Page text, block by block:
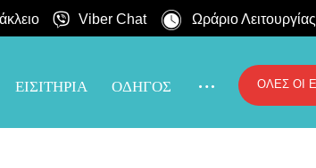
Viber Chat Ωράριο Λειτουργίας
ΕΙΣΙΤΗΡΙΑ ΟΔΗΓΟΣ ΟΛΕΣ ΟΙ